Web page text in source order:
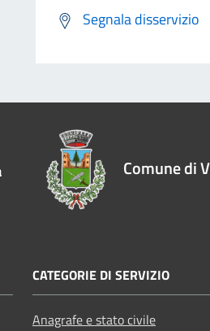
Segnala disservizio
Comune di
CATEGORIE DI SERVIZIO
Anagrafe e stato civile